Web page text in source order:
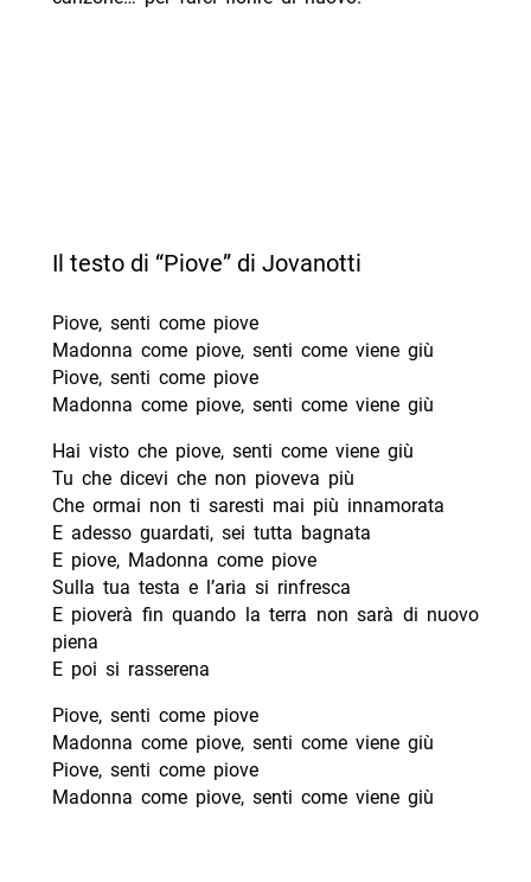
Il testo di “Piove” di Jovanotti
Piove, senti come piove
Madonna come piove, senti come viene giù
Piove, senti come piove
Madonna come piove, senti come viene giù
Hai visto che piove, senti come viene giù
Tu che dicevi che non pioveva più
Che ormai non ti saresti mai più innamorata
E adesso guardati, sei tutta bagnata
E piove, Madonna come piove
Sulla tua testa e l’aria si rinfresca
E pioverà fin quando la terra non sarà di nuovo
piena
E poi si rasserena
Piove, senti come piove
Madonna come piove, senti come viene giù
Piove, senti come piove
Madonna come piove, senti come viene giù